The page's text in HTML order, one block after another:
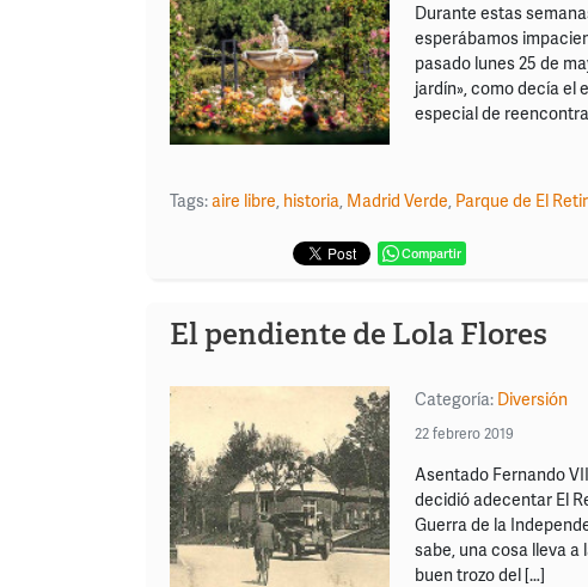
Durante estas
esperábamos
pasado lunes 25 de
jardín», como decía el
especial de
Tags:aire libre historia Madrid Verde Parque de El
Compartir
El pendiente de Lola Flores
Categoría: Diversión
22 febrero 2019
Asentado Fernando
decidió adecentar El
Guerra de la
sabe, una cosa lleva
buen trozo del […]